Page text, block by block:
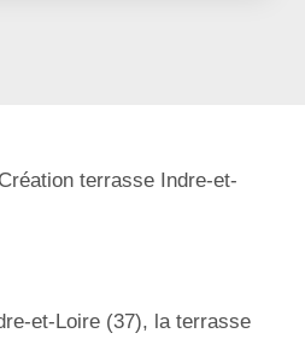
Création terrasse Indre-et-
et-Loire (37), la terrasse